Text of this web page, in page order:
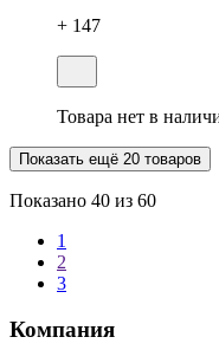
+ 147
Товара нет в
Показать ещё 20 товаров
Показано 40 из 60
1
2
3
Компания